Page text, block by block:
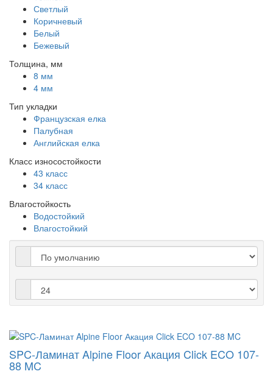
Светлый
Коричневый
Белый
Бежевый
Толщина, мм
8 мм
4 мм
Тип укладки
Французская елка
Палубная
Английская елка
Класс износостойкости
43 класс
34 класс
Влагостойкость
Водостойкий
Влагостойкий
SPC-Ламинат Alpine Floor Акация Click ECO 107-
88 MC